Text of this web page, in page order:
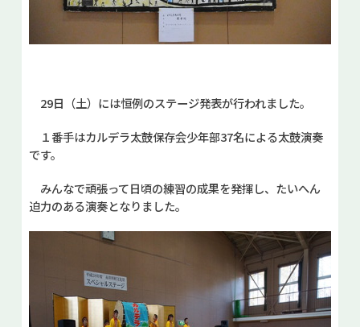
29日（土）には恒例のステージ発表が行われました。
１番手はカルデラ太鼓保存会少年部37名による太鼓演奏
です。
みんなで頑張って日頃の練習の成果を発揮し、たいへん
迫力のある演奏となりました。